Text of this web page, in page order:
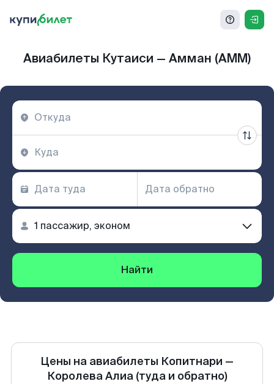
Авиабилеты Кутаиси — Амман (AMM)
Найти
Цены на авиабилеты Копитнари —
Королева Алиа (туда и обратно)